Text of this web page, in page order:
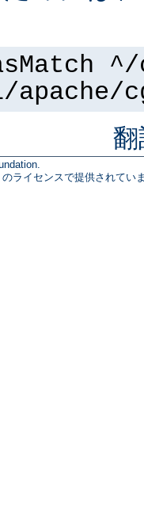
のライセンスで提供されてい